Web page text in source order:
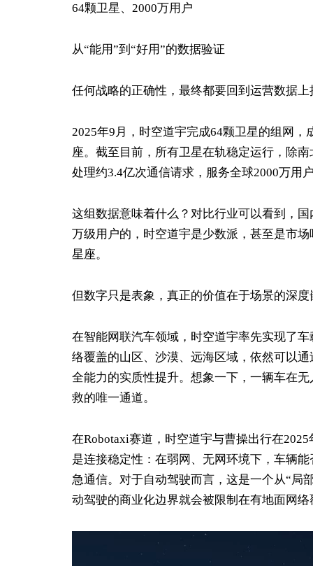
64颗卫星、2000万用户
从“能用”到“好用”的数据验证
任何战略的正确性，最终都要回到运营数据上
2025年9月，时空道宇完成64颗卫星的组网
座。截至目前，所有卫星在轨稳定运行，除
处理约3.4亿次通信请求，服务全球2000万用
这组数据意味着什么？对比行业可以看到，
万级用户的，时空道宇是少数派，甚至是市
星座。
但数字只是表象，真正的价值在于场景的深度
在智能网联汽车领域，时空道宇率先实现了
络覆盖的山区、沙漠、远海区域，依然可以
全能力的实质性提升。想象一下，一辆车在
救的唯一通道。
在Robotaxi赛道，时空道宇与曹操出行在
是连接稳定性：在弱网、无网环境下，车辆
急通信。对于自动驾驶而言，这是一个从“局
动驾驶的商业化边界就会被限制在有地面网